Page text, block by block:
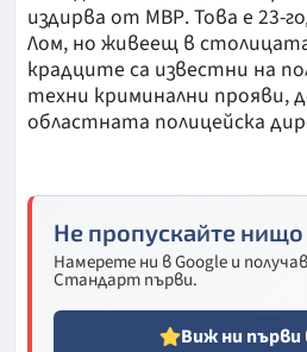
издирва от МВР. Това е 23-
Лом, но живеещ в
крадците са известни на
техни криминални прояви,
областната полицейска
Не пропускайте
Намерете ни в Google и
Стандарт първи.
Виж ни първи